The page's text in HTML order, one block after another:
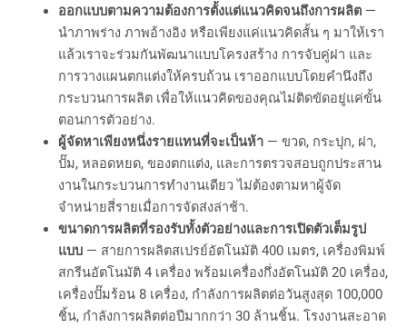
ออกแบบตามความต้องการตั้งแต่แนวคิดจนถึงการผลิต—
นำภาพร่าง ภาพอ้างอิง หรือเพียงแค่แนวคิดสั้น ๆ มาให้เรา
แล้วเราจะร่วมกันพัฒนาแบบโครงสร้าง การจับคู่ฝา และ
การวางแผนตกแต่งให้ครบถ้วน เราออกแบบโดยคำนึงถึง
กระบวนการผลิต เพื่อให้แนวคิดของคุณไม่ติดขัดอยู่แค่ขั้น
ตอนการตัวอย่าง.
ผู้จัดหาเพียงหนึ่งรายแทนที่จะเป็นห้า— ขวด, กระปุก, ฝา,
ปั๊ม, หลอดหยด, ของตกแต่ง, และการตรวจสอบถูกประสาน
งานในกระบวนการทำงานเดียว ไม่ต้องตามหาผู้จัด
จำหน่ายสี่รายเมื่อการจัดส่งล่าช้า.
ขนาดการผลิตที่รองรับทั้งตัวอย่างและการเปิดตัวเต็มรูป
แบบ— สายการผลิตสเปรย์อัตโนมัติ 400 เมตร, เครื่องพิมพ์
สกรีนอัตโนมัติ 4 เครื่อง พร้อมเครื่องกึ่งอัตโนมัติ 20 เครื่อง,
เครื่องปั๊มร้อน 8 เครื่อง, กำลังการผลิตต่อวันสูงสุด 100,000
ชิ้น, กำลังการผลิตต่อปีมากกว่า 30 ล้านชิ้น. โรงงานสะอาด